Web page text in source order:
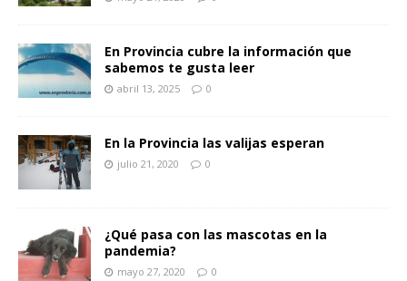
En Provincia cubre la información que
sabemos te gusta leer
abril 13, 2025 0
En la Provincia las valijas esperan
julio 21, 2020 0
¿Qué pasa con las mascotas en la
pandemia?
mayo 27, 2020 0